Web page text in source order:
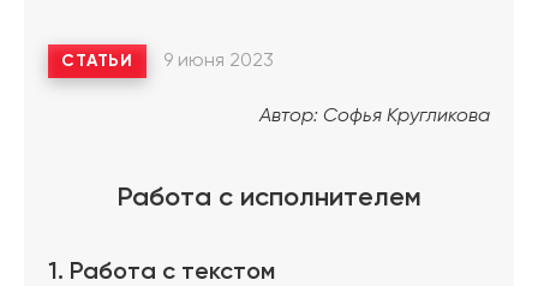
СТАТЬИ 9 июня 2023
Автор: Софья Кругликова
Работа с исполнителем
1. Работа с текстом